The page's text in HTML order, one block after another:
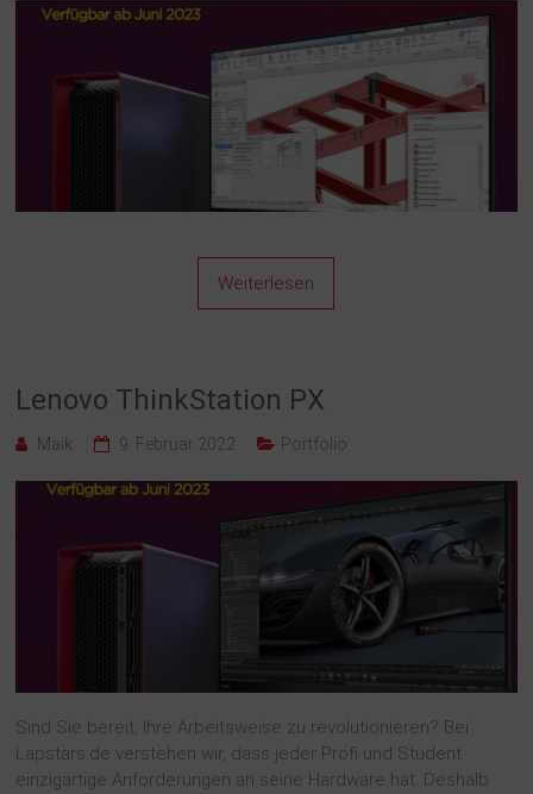
Weiterlesen
Lenovo ThinkStation PX
Maik 9. Februar 2022 Portfolio
Sind Sie bereit, Ihre Arbeitsweise zu revolutionieren? Bei
Lapstars.de verstehen wir, dass jeder Profi und Student
einzigartige Anforderungen an seine Hardware hat. Deshalb